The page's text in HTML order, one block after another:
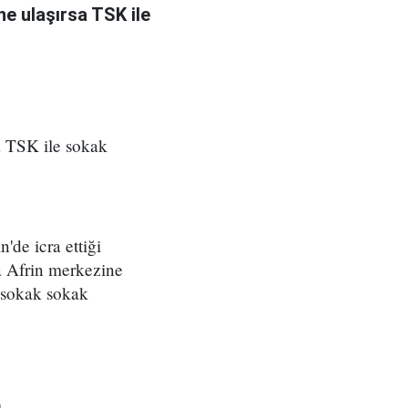
ulaşırsa TSK ile
TSK ile sokak
icra ettiği
Afrin merkezine
sokak